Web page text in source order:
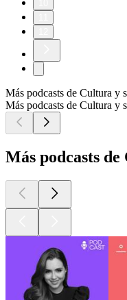
Más podcasts de Cultura y
Más podcasts de Cultura y
Más podcasts